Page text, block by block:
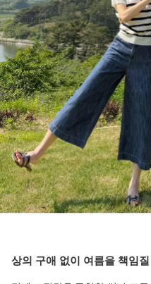
상의 구애 없이 여름을 책임